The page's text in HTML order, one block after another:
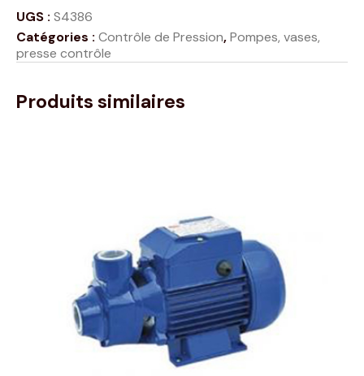
UGS : S4386
Catégories : Contrôle de Pression,Pompes, vases,
presse contrôle
Produits similaires